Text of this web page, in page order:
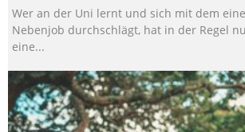
Wer an der Uni lernt und sich mit dem
Nebenjob durchschlägt, hat in der Regel
eine...